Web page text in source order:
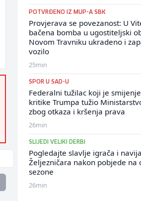
POTVRĐENO IZ MUP-A SBK
Provjerava se povezanost: U
bačena bomba u ugostiteljski
Novom Travniku ukradeno i
vozilo
25min
SPOR U SAD-U
Federalni tužilac koji je
kritike Trumpa tužio
zbog otkaza i kršenja prava
26min
SLIJEDI VELIKI DERBI
Pogledajte slavlje igrača i
Željezničara nakon pobjede na
sezone
26min